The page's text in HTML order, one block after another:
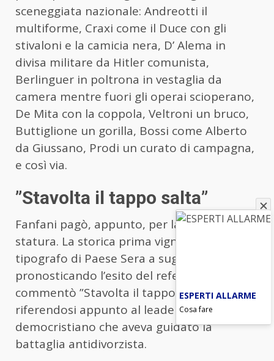
sceneggiata nazionale: Andreotti il
multiforme, Craxi come il Duce con gli
stivaloni e la camicia nera, D’ Alema in
divisa militare da Hitler comunista,
Berlinguer in poltrona in vestaglia da
camera mentre fuori gli operai scioperano,
De Mita con la coppola, Veltroni un bruco,
Buttiglione un gorilla, Bossi come Alberto
da Giussano, Prodi un curato di campagna,
e così via.
”Stavolta il tappo salta”
Fanfani pagò, appunto, per la sua bassa
statura. La storica prima vignetta fu un
tipografo di Paese Sera a suggerirgliela
pronosticando l’esito del referendum,
commentò ”Stavolta il tappo salta”,
riferendosi appunto al leader
democristiano che aveva guidato la
battaglia antidivorzista.
ESPERTI ALLARME
Cosa fare